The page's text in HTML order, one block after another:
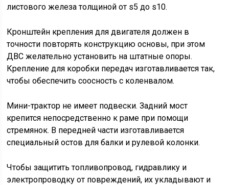
листового железа толщиной от s5 до s10.
Кронштейн крепления для двигателя должен в
точности повторять конструкцию основы, при этом
ДВС желательно установить на штатные опоры.
Крепление для коробки передач изготавливается так,
чтобы обеспечить соосность с коленвалом.
Мини-трактор не имеет подвески. Задний мост
крепится непосредственно к раме при помощи
стремянок. В передней части изготавливается
специальный остов для балки и рулевой колонки.
Чтобы защитить топливопровод, гидравлику и
электропроводку от повреждений, их укладывают и